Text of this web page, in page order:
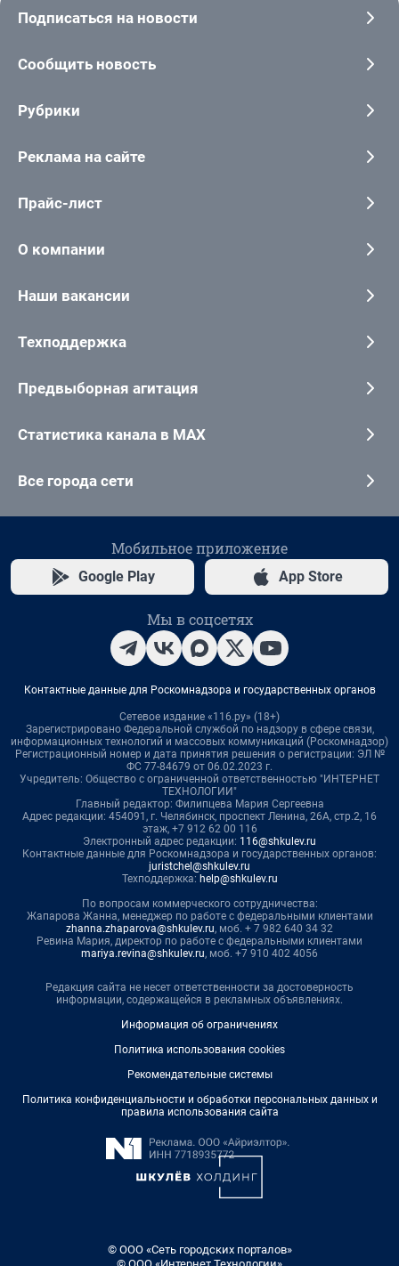
Подписаться на новости
Сообщить новость
Рубрики
Реклама на сайте
Прайс-лист
О компании
Наши вакансии
Техподдержка
Предвыборная агитация
Статистика канала в MAX
Все города сети
Мобильное приложение
Google Play App Store
Мы в соцсетях
Контактные данные для Роскомнадзора и государственных органов
Сетевое издание «116.ру» (18+)
Зарегистрировано Федеральной службой по надзору в сфере связи,
информационных технологий и массовых коммуникаций (Роскомнадзор)
Регистрационный номер и дата принятия решения о регистрации: ЭЛ №
ФС 77-84679 от 06.02.2023 г.
Учредитель: Общество с ограниченной ответственностью "ИНТЕРНЕТ
ТЕХНОЛОГИИ"
Главный редактор: Филипцева Мария Сергеевна
Адрес редакции: 454091, г. Челябинск, проспект Ленина, 26А, стр.2, 16
этаж, +7 912 62 00 116
Электронный адрес редакции: 116@shkulev.ru
Контактные данные для Роскомнадзора и государственных органов:
juristchel@shkulev.ru
Техподдержка: help@shkulev.ru
По вопросам коммерческого сотрудничества:
Жапарова Жанна, менеджер по работе с федеральными клиентами
zhanna.zhaparova@shkulev.ru, моб. + 7 982 640 34 32
Ревина Мария, директор по работе с федеральными клиентами
mariya.revina@shkulev.ru, моб. +7 910 402 4056
Редакция сайта не несет ответственности за достоверность
информации, содержащейся в рекламных объявлениях.
Информация об ограничениях
Политика использования cookies
Рекомендательные системы
Политика конфиденциальности и обработки персональных данных и
правила использования сайта
© ООО «Сеть городских порталов»